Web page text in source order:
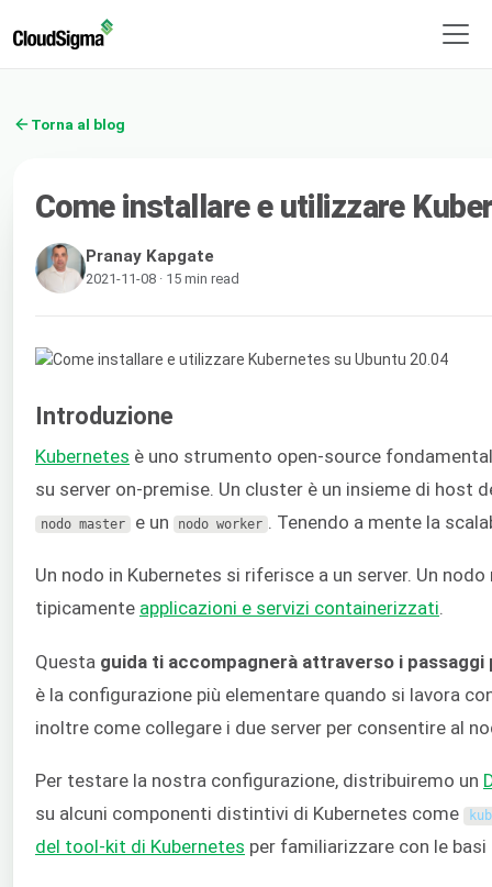
Torna al blog
Come installare e utilizzare
Pranay Kapgate
2021-11-08 · 15 min read
Introduzione
Kubernetes è uno strumento open-source
su server on-premise. Un cluster è un insieme di host
nodo master e un nodo worker . Tenendo a mente la
Un nodo in Kubernetes si riferisce a un server. Un
tipicamente applicazioni e servizi containerizzati.
Questa guida ti accompagnerà attraverso i
è la configurazione più elementare quando si lavora
inoltre come collegare i due server per consentire al
Per testare la nostra configurazione, distribuiremo un
su alcuni componenti distintivi di Kubernetes come
del tool-kit di Kubernetes per familiarizzare con le